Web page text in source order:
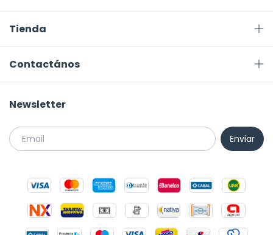
Tienda
Contactános
Newsletter